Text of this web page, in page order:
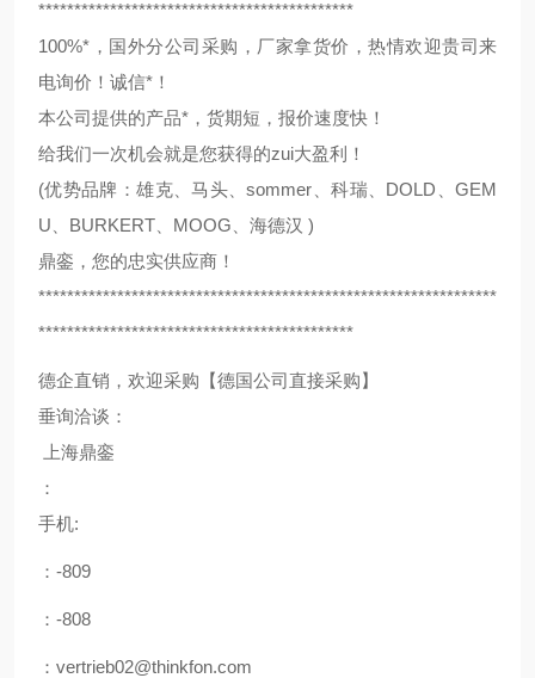
********************************************
100%*，国外分公司采购，厂家拿货价，热情欢迎贵司来
电询价！诚信*！
本公司提供的产品*，货期短，报价速度快！
给我们一次机会就是您获得的zui大盈利！
(优势品牌：雄克、马头、sommer、科瑞、DOLD、GEM
U、BURKERT、MOOG、海德汉 )
鼎銮，您的忠实供应商！
****************************************************************
********************************************
德企直销，欢迎采购【德国公司直接采购】
垂询洽谈：
上海鼎銮
：
手机:
：-809
：-808
：vertrieb02@thinkfon.com